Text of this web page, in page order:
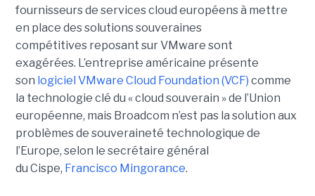
fournisseurs de services cloud européens à mettre
en place des solutions souveraines
compétitives reposant sur VMware sont
exagérées. L’entreprise américaine présente
son logiciel VMware Cloud Foundation (VCF) comme
la technologie clé du « cloud souverain » de l’Union
européenne, mais Broadcom n’est pas la solution aux
problèmes de souveraineté technologique de
l’Europe, selon le secrétaire général
du Cispe, Francisco Mingorance.